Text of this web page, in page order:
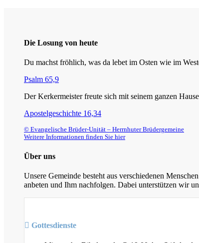
Die Losung von heute
Du machst fröhlich, was da lebet im Osten wie im
Psalm 65,9
Der Kerkermeister freute sich mit seinem ganzen
Apostelgeschichte 16,34
© Evangelische Brüder-Unität – Herrnhuter Brüdergemeine
Weitere Informationen finden Sie hier
Über uns
Unsere Gemeinde besteht aus verschiedenen
anbeten und Ihm nachfolgen. Dabei unterstützen wir
Gottesdienste